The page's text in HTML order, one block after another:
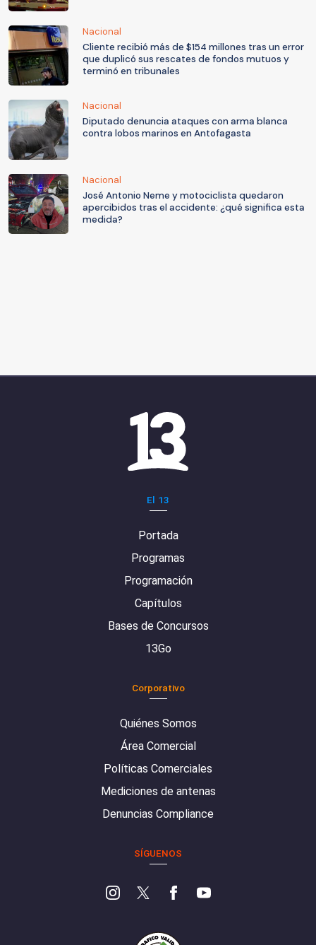
Nacional
Cliente recibió más de $154 millones tras un error
que duplicó sus rescates de fondos mutuos y
terminó en tribunales
Nacional
Diputado denuncia ataques con arma blanca
contra lobos marinos en Antofagasta
Nacional
José Antonio Neme y motociclista quedaron
apercibidos tras el accidente: ¿qué significa esta
medida?
El 13
Portada
Programas
Programación
Capítulos
Bases de Concursos
13Go
Corporativo
Quiénes Somos
Área Comercial
Políticas Comerciales
Mediciones de antenas
Denuncias Compliance
SÍGUENOS